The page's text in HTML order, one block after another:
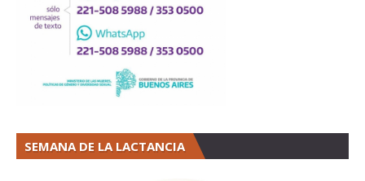
SEMANA DE LA LACTANCIA